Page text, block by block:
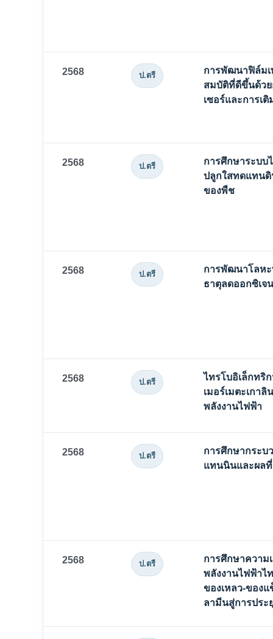
2568 ป.ตรี
การพัฒนาฟิล์ม
สมบัติที่ดีขึ้นด้ว
เซอร์และการเ
2568 ป.ตรี
การศึกษาระบบ
ปลูกใสทดแทนดิ
ของพืช
2568 ป.ตรี
การพัฒนาโลหะ
ธาตุลดออกซิเจ
2568 ป.ตรี
ไทรโบอิเล็กทริก
เมอร์เมตะเกา
พลังงานไฟฟ้า
2568 ป.ตรี
การศึกษากระบ
แทนนินและผล
2568 ป.ตรี
การศึกษาความ
พลังงานไฟฟ้าไ
ของเหลว-ของ
ลามีนสู่การประ